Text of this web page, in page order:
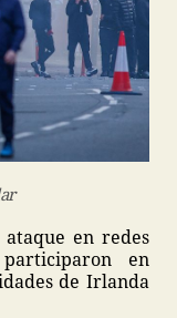
en redes
en
de Irlanda